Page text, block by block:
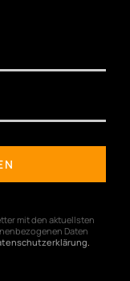
mit den aktuellsten
Daten
.